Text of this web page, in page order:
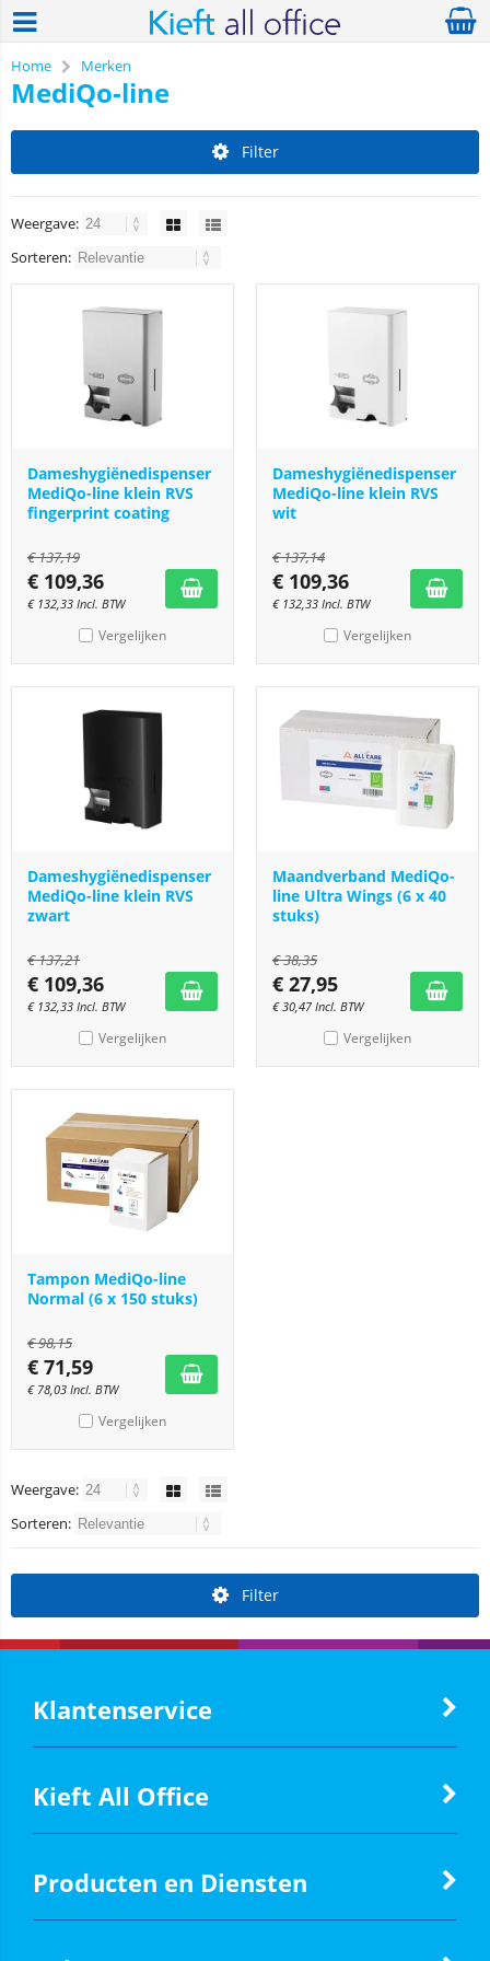
Home Merken
MediQo-line
Filter
Weergave:
Sorteren:
Dameshygiënedispenser
MediQo-line klein RVS
fingerprint coating
€137,19
€ 109,36
€ 132,33 Incl. BTW
Vergelijken
Dameshygiënedispenser
MediQo-line klein RVS
wit
€137,14
€ 109,36
€ 132,33 Incl. BTW
Vergelijken
Dameshygiënedispenser
MediQo-line klein RVS
zwart
€137,21
€ 109,36
€ 132,33 Incl. BTW
Vergelijken
Maandverband MediQo-
line Ultra Wings (6 x 40
stuks)
€38,35
€ 27,95
€30,47 Incl. BTW
Vergelijken
Tampon MediQo-line
Normal (6 x 150 stuks)
€98,15
€ 71,59
€ 78,03 Incl. BTW
Vergelijken
Weergave:
Sorteren:
Filter
Klantenservice
Kieft All Office
Producten en Diensten